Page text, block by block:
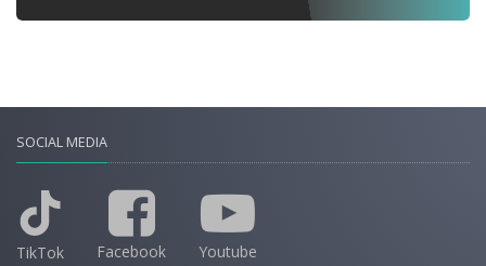
SOCIAL MEDIA
TikTok Facebook Youtube